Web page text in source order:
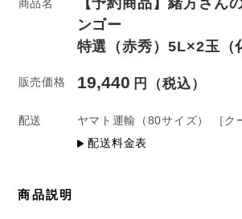
商品名
【予約商品】緒方さん
ンゴー
特選（赤秀）5L×2玉（
販売価格 19,440
配送 ヤマト運輸 （80サイズ）
［ク
配送料金表
商品説明